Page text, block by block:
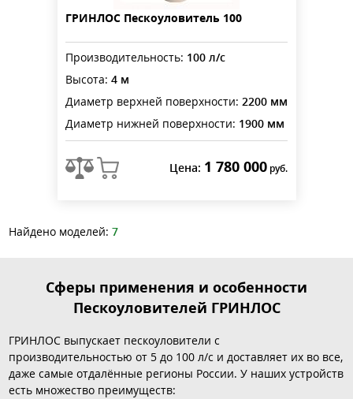
ГРИНЛОС Пескоуловитель 100
Производительность: 100 л/с
Высота: 4 м
Диаметр верхней поверхности: 2200 мм
Диаметр нижней поверхности: 1900 мм
Цена: 1 780 000 руб.
Найдено моделей: 7
Сферы применения и особенности
Пескоуловителей ГРИНЛОС
ГРИНЛОС выпускает пескоуловители с
производительностью от 5 до 100 л/с и доставляет их во все,
даже самые отдалённые регионы России. У наших устройств
есть множество преимуществ: